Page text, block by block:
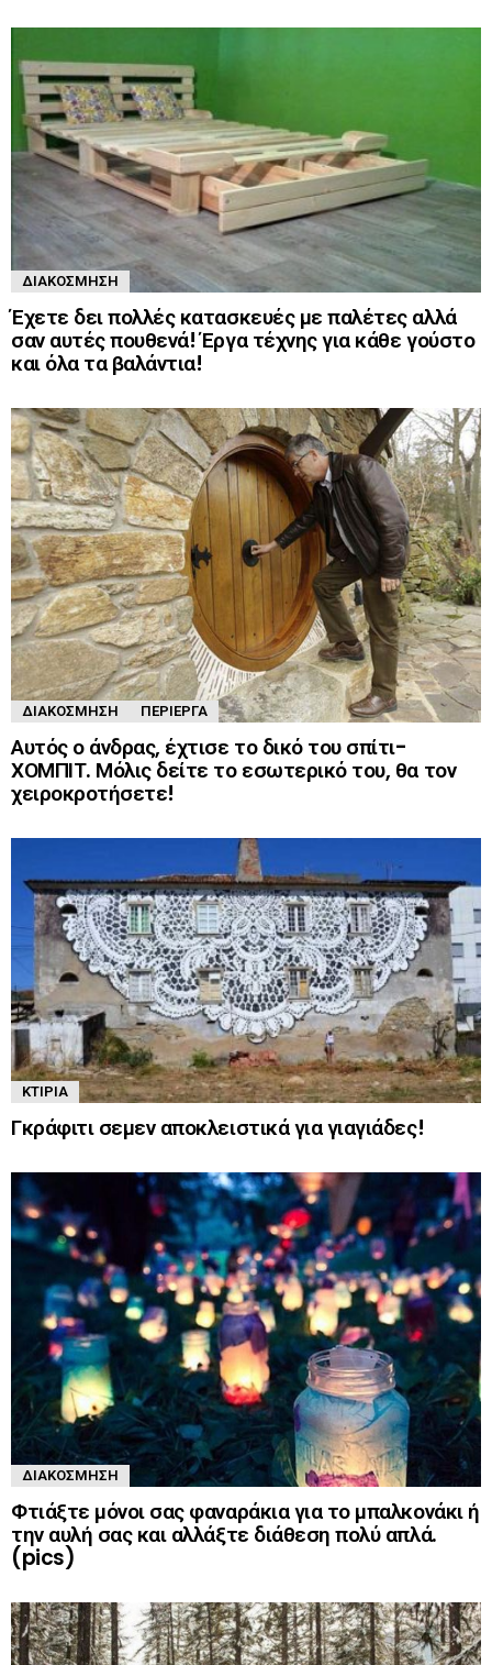
ΔΙΑΚΌΣΜΗΣΗ
Έχετε δει πολλές κατασκευές με παλέτες αλλά
σαν αυτές πουθενά! Έργα τέχνης για κάθε γούστο
και όλα τα βαλάντια!
ΔΙΑΚΌΣΜΗΣΗ ΠΕΡΊΕΡΓΑ
Αυτός ο άνδρας, έχτισε το δικό του σπίτι-
ΧΟΜΠΙΤ. Μόλις δείτε το εσωτερικό του, θα τον
χειροκροτήσετε!
ΚΤΊΡΙΑ
Γκράφιτι σεμεν αποκλειστικά για γιαγιάδες!
ΔΙΑΚΌΣΜΗΣΗ
Φτιάξτε μόνοι σας φαναράκια για το μπαλκονάκι ή
την αυλή σας και αλλάξτε διάθεση πολύ απλά.
(pics)